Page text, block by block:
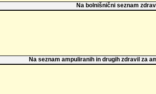
Na bolnišnični seznam
Na seznam ampuliranih in drugih zdravil za